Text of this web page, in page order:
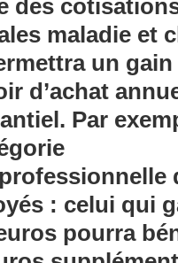
des
maladie et
un gain
d’achat
Par
: celui qui
pourra